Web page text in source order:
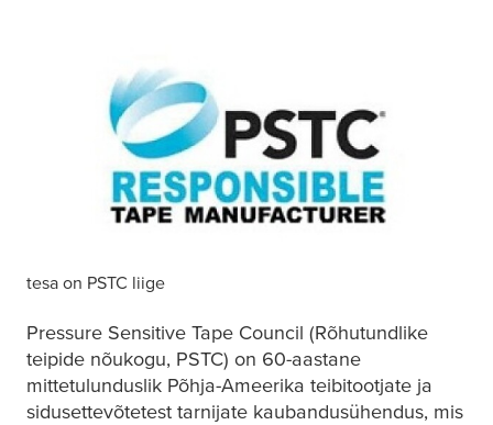
tesa on PSTC liige
Pressure Sensitive Tape Council (Rõhutundlike
teipide nõukogu, PSTC) on 60-aastane
mittetulunduslik Põhja-Ameerika teibitootjate ja
sidusettevõtetest tarnijate kaubandusühendus, mis